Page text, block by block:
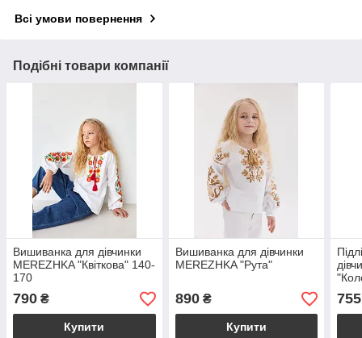
Всі умови повернення
Подібні товари компанії
Вишиванка для дівчинки
MEREZHKA "Квіткова" 140-
170
790 ₴
Купити
Вишиванка для дівчинки
MEREZHKA "Рута"
890₴
Купити
755